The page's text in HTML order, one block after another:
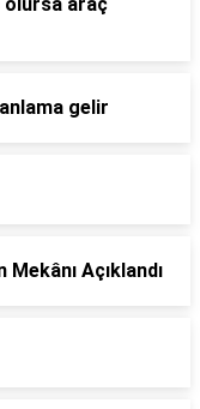
gelir
Açıklandı